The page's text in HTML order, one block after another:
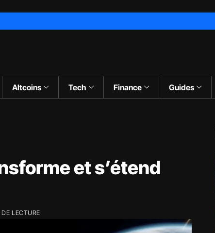
Altcoins Tech Finance Guides
et s’étend
LECTURE